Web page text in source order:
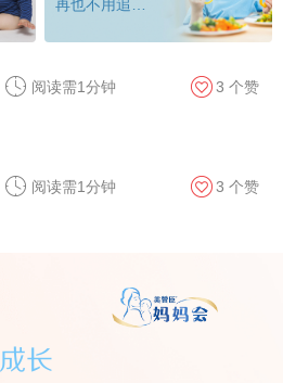
再也不用追着
阅读需1分钟 3 个赞
阅读需1分钟 3 个赞
长